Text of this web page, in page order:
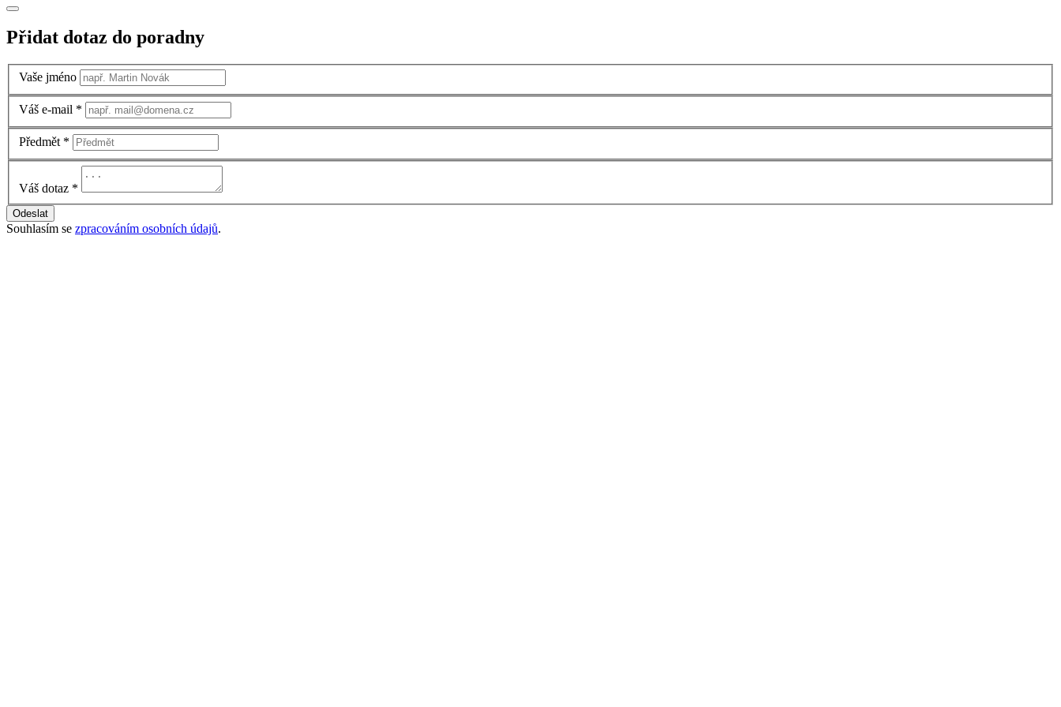
Přidat dotaz do poradny
Vaše jméno
Váš e-mail *
Předmět *
Váš dotaz *
Odeslat
Souhlasím se zpracováním osobních údajů.